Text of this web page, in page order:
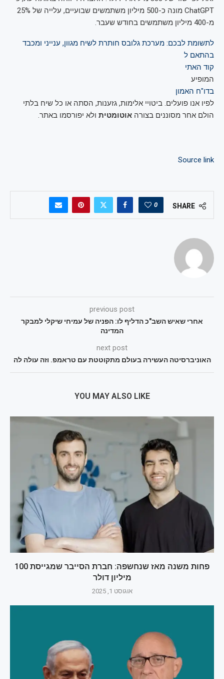
ChatGPT מונה כ-500 מיליון משתמשים שבועיים, עלייה של 25%
מ-400 מיליון משתמשים בחודש שעבר.
לתשומת לבכם: מערכת גלובס חותרת לשיח מגוון, ענייני ומכבד
בהתאם ל
קוד האתי
המופיע
בדו"ח האמון
לפיו אנו פועלים. ביטויי אלימות, גזענות, הסתה או כל שיח בלתי
הולם אחר מסוננים בצורה אוטומטית ולא יפורסמו באתר.
Source link
SHARE
0
previous post
אחרי שאיש השב"כ הדליף לו: הפניה של עמיחי שיקלי למבקר
המדינה
next post
האוניברסיטה העשירה בעולם מתקוטטת עם טראמפ. וזה עולה לה
YOU MAY ALSO LIKE
פחות משנה מאז שנחשפה: חברת הסייבר שמגייסת 100
מיליון דולר
אוגוסט 1, 2025